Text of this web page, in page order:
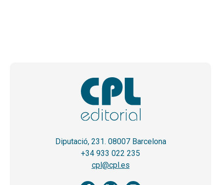
Diputació, 231. 08007 Barcelona
+34 933 022 235
cpl@cpl.es